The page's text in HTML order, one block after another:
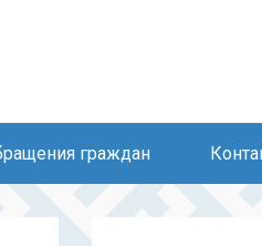
граждан